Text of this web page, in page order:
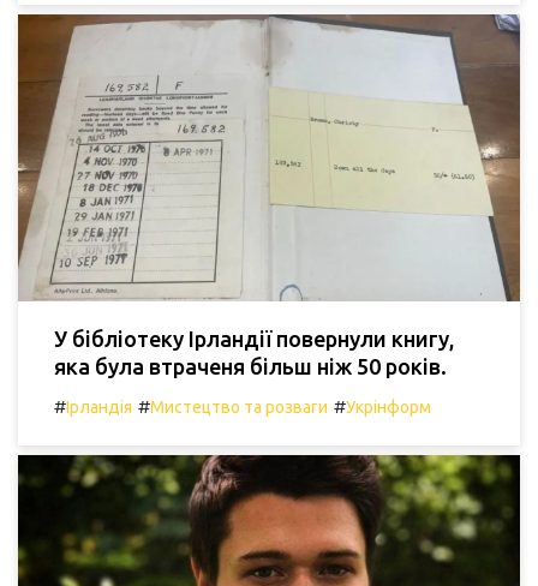
У бібліотеку Ірландії повернули книгу,
яка була втраченя більш ніж 50 років.
#Ірландія #Мистецтво та розваги #Укрінформ